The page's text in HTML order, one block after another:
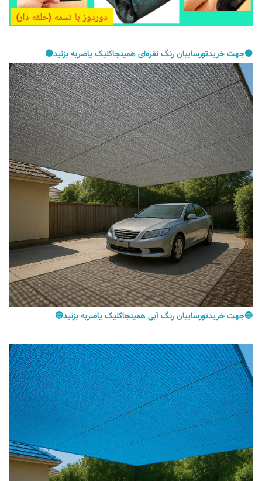
⚫️جهت خریدتورسایبان رنگ نقره‌ای همینجاکلیک یاضربه بزنید⚫️
🔵جهت خریدتورسایبان رنگ آبی همینجاکلیک یاضربه بزنید🔵